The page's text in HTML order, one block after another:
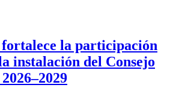
la participación
instalación del Consejo